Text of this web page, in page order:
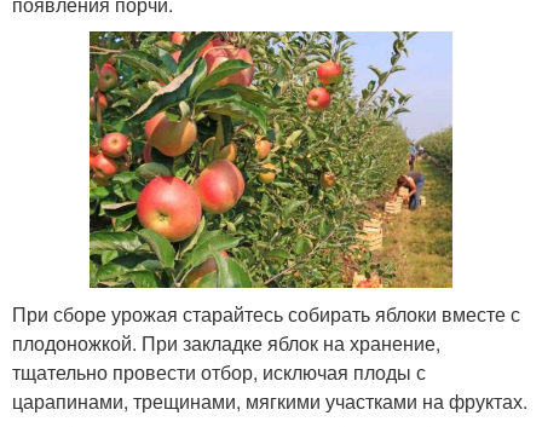
При сборе урожая старайтесь собирать яблоки вместе с
плодоножкой. При закладке яблок на хранение,
тщательно провести отбор, исключая плоды с
царапинами, трещинами, мягкими участками на фруктах.